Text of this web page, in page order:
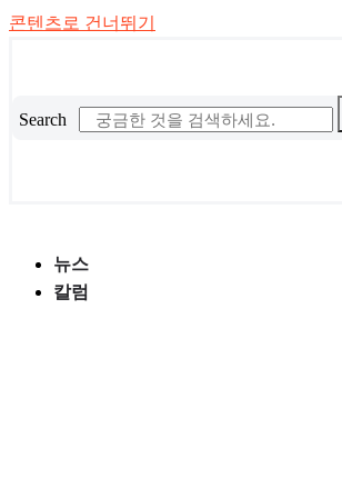
콘텐츠로 건너뛰기
Search
뉴스
칼럼